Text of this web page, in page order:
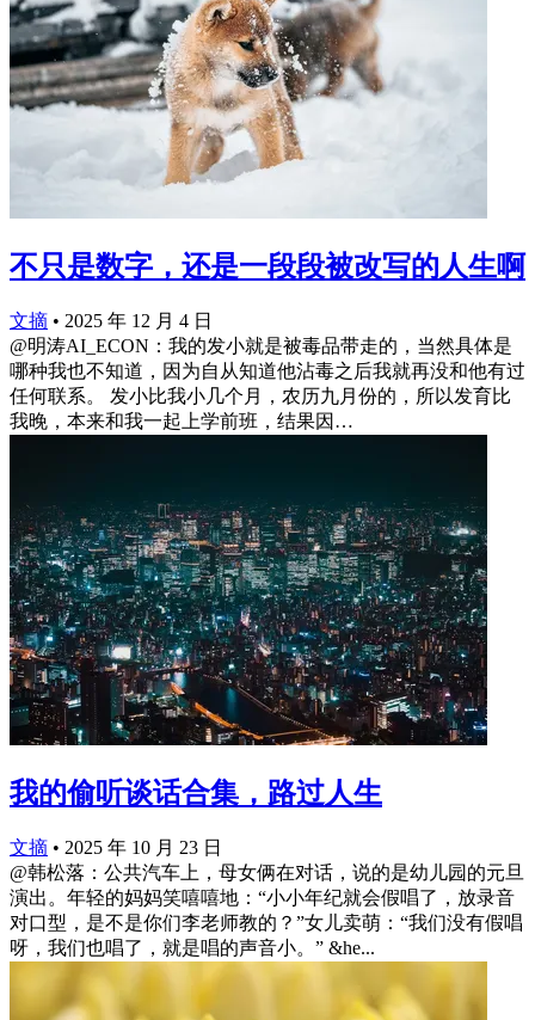
不只是数字，还是一段段被改写的人生啊
文摘 • 2025 年 12 月 4 日
@明涛AI_ECON：我的发小就是被毒品带走的，当然具体是
哪种我也不知道，因为自从知道他沾毒之后我就再没和他有过
任何联系。 发小比我小几个月，农历九月份的，所以发育比
我晚，本来和我一起上学前班，结果因…
我的偷听谈话合集，路过人生
文摘 • 2025 年 10 月 23 日
@韩松落：公共汽车上，母女俩在对话，说的是幼儿园的元旦
演出。年轻的妈妈笑嘻嘻地：“小小年纪就会假唱了，放录音
对口型，是不是你们李老师教的？”女儿卖萌：“我们没有假唱
呀，我们也唱了，就是唱的声音小。” &he...